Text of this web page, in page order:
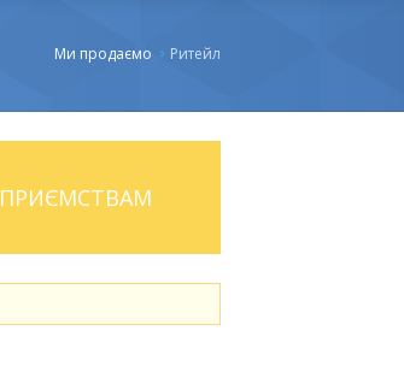
Ми продаємо Ритейл